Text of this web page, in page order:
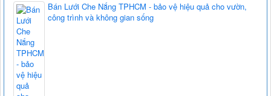
Bán Lưới Che Nắng TPHCM - bảo vệ hiệu quả cho vườn,
công trình và không gian sống